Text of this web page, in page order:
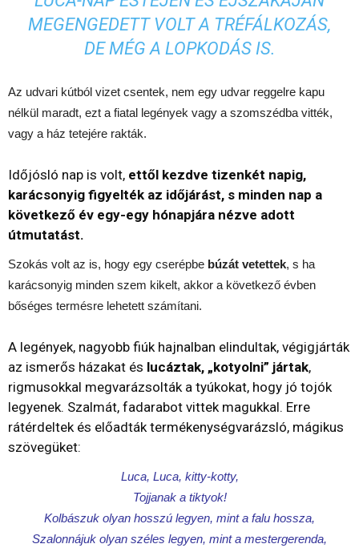
MEGENGEDETT VOLT A TRÉFÁLKOZÁS,
DE MÉG A LOPKODÁS IS.
Az udvari kútból vizet csentek, nem egy udvar reggelre kapu
nélkül maradt, ezt a fiatal legények vagy a szomszédba vitték,
vagy a ház tetejére rakták.
Időjósló nap is volt, ettől kezdve tizenkét napig,
karácsonyig figyelték az időjárást, s minden nap a
következő év egy-egy hónapjára nézve adott
útmutatást.
Szokás volt az is, hogy egy cserépbe búzát vetettek, s ha
karácsonyig minden szem kikelt, akkor a következő évben
bőséges termésre lehetett számítani.
A legények, nagyobb fiúk hajnalban elindultak, végigjárták
az ismerős házakat és lucáztak, „kotyolni” jártak,
rigmusokkal megvarázsolták a tyúkokat, hogy jó tojók
legyenek. Szalmát, fadarabot vittek magukkal. Erre
rátérdeltek és előadták termékenységvarázsló, mágikus
szövegüket:
Luca, Luca, kitty-kotty,
Tojjanak a tiktyok!
Kolbászuk olyan hosszú legyen, mint a falu hossza,
Szalonnájuk olyan széles legyen, mint a mestergerenda,